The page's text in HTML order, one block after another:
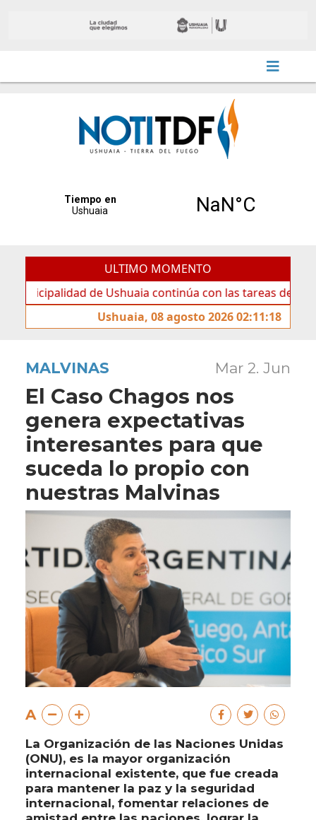
ULTIMO MOMENTO
de Ushuaia continúa con las tareas de
Ushuaia, 08 agosto 2026 02:11:18
MALVINAS Mar 2. Jun
El Caso Chagos nos
genera expectativas
interesantes para que
suceda lo propio con
nuestras Malvinas
A
La Organización de las Naciones Unidas
(ONU), es la mayor organización
internacional existente, que fue creada
para mantener la paz y la seguridad
internacional, fomentar relaciones de